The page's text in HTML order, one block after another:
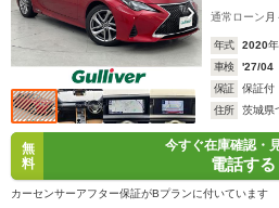
通常ローン 月
年式 2020年
車検
'27/04
保証
保証付
住所
茨城県
無
料
今すぐ在庫確認・
電話する
カーセンサーアフター保証がBプランに付いています